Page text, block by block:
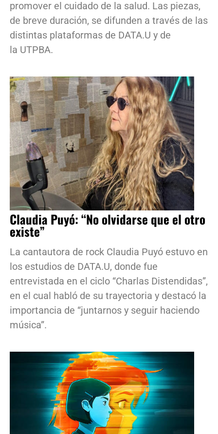
promover el cuidado de la salud. Las piezas,
de breve duración, se difunden a través de las
distintas plataformas de DATA.U y de
la UTPBA.
Claudia Puyó: “No olvidarse que el otro
existe”
La cantautora de rock Claudia Puyó estuvo en
los estudios de DATA.U, donde fue
entrevistada en el ciclo “Charlas Distendidas”,
en el cual habló de su trayectoria y destacó la
importancia de “juntarnos y seguir haciendo
música”.